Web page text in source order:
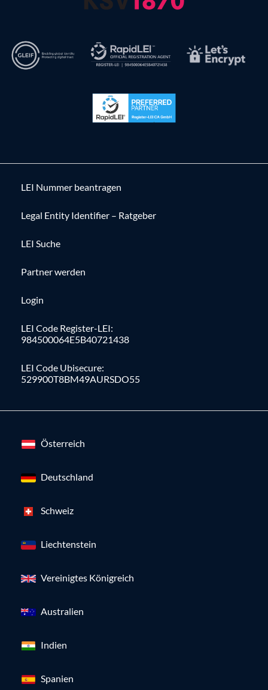
LEI Nummer beantragen
Legal Entity Identifier – Ratgeber
LEI Suche
Partner werden
Login
LEI Code Register-LEI:
984500064E5B40721438
LEI Code Ubisecure:
529900T8BM49AURSDO55
Österreich
Deutschland
Schweiz
Liechtenstein
Vereinigtes Königreich
Australien
Indien
Spanien